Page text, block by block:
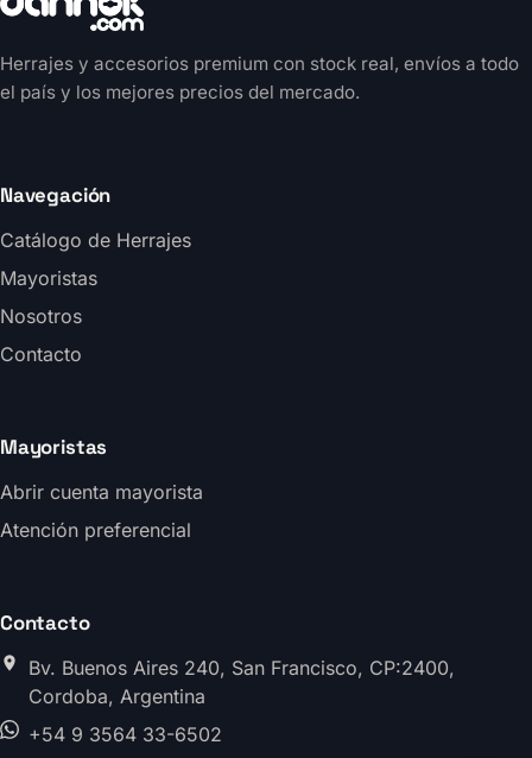
Herrajes y accesorios premium con stock real, envíos a todo
el país y los mejores precios del mercado.
Navegación
Catálogo de Herrajes
Mayoristas
Nosotros
Contacto
Mayoristas
Abrir cuenta mayorista
Atención preferencial
Contacto
Bv. Buenos Aires 240, San Francisco, CP:2400,
Cordoba, Argentina
+54 9 3564 33-6502